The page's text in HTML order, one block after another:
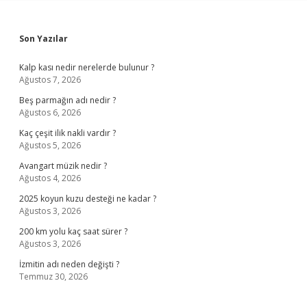
Sidebar
Son Yazılar
Kalp kası nedir nerelerde bulunur ?
Ağustos 7, 2026
Beş parmağın adı nedir ?
Ağustos 6, 2026
Kaç çeşit ilik nakli vardır ?
Ağustos 5, 2026
Avangart müzik nedir ?
Ağustos 4, 2026
2025 koyun kuzu desteği ne kadar ?
Ağustos 3, 2026
200 km yolu kaç saat sürer ?
Ağustos 3, 2026
İzmitin adı neden değişti ?
Temmuz 30, 2026